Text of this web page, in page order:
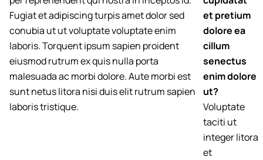
Fugiat et adipiscing turpis amet dolor sed
conubia ut ut voluptate voluptate enim
laboris. Torquent ipsum sapien proident
eiusmod rutrum ex quis nulla porta
malesuada ac morbi dolore. Aute morbi est
sunt netus litora nisi duis elit rutrum sapien
laboris tristique.
et pretium
dolore ea
cillum
senectus
enim dolore
ut?
Voluptate
taciti ut
integer litora
et